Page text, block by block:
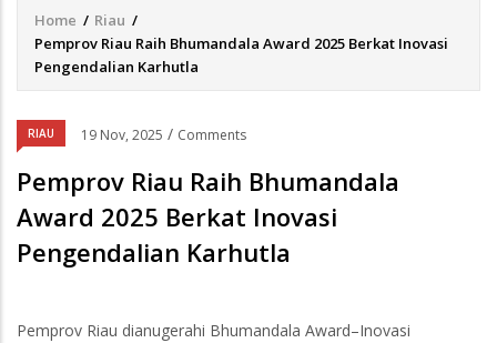
Home / Riau /
Pemprov Riau Raih Bhumandala Award 2025 Berkat Inovasi
Pengendalian Karhutla
RIAU 19 Nov, 2025 / Comments
Pemprov Riau Raih Bhumandala
Award 2025 Berkat Inovasi
Pengendalian Karhutla
Pemprov Riau dianugerahi Bhumandala Award–Inovasi